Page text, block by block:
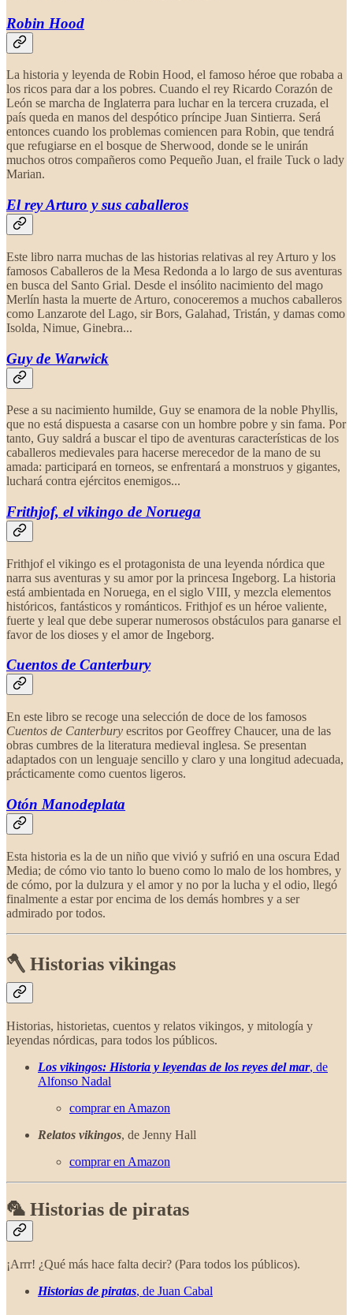
Robin Hood
La historia y leyenda de Robin Hood, el famoso héroe que robaba a
los ricos para dar a los pobres. Cuando el rey Ricardo Corazón de
León se marcha de Inglaterra para luchar en la tercera cruzada, el
país queda en manos del despótico príncipe Juan Sintierra. Será
entonces cuando los problemas comiencen para Robin, que tendrá
que refugiarse en el bosque de Sherwood, donde se le unirán
muchos otros compañeros como Pequeño Juan, el fraile Tuck o lady
Marian.
El rey Arturo y sus caballeros
Este libro narra muchas de las historias relativas al rey Arturo y los
famosos Caballeros de la Mesa Redonda a lo largo de sus aventuras
en busca del Santo Grial. Desde el insólito nacimiento del mago
Merlín hasta la muerte de Arturo, conoceremos a muchos caballeros
como Lanzarote del Lago, sir Bors, Galahad, Tristán, y damas como
Isolda, Nimue, Ginebra...
Guy de Warwick
Pese a su nacimiento humilde, Guy se enamora de la noble Phyllis,
que no está dispuesta a casarse con un hombre pobre y sin fama. Por
tanto, Guy saldrá a buscar el tipo de aventuras características de los
caballeros medievales para hacerse merecedor de la mano de su
amada: participará en torneos, se enfrentará a monstruos y gigantes,
luchará contra ejércitos enemigos...
Frithjof, el vikingo de Noruega
Frithjof el vikingo es el protagonista de una leyenda nórdica que
narra sus aventuras y su amor por la princesa Ingeborg. La historia
está ambientada en Noruega, en el siglo VIII, y mezcla elementos
históricos, fantásticos y románticos. Frithjof es un héroe valiente,
fuerte y leal que debe superar numerosos obstáculos para ganarse el
favor de los dioses y el amor de Ingeborg.
Cuentos de Canterbury
En este libro se recoge una selección de doce de los famosos
Cuentos de Canterbury escritos por Geoffrey Chaucer, una de las
obras cumbres de la literatura medieval inglesa. Se presentan
adaptados con un lenguaje sencillo y claro y una longitud adecuada,
prácticamente como cuentos ligeros.
Otón Manodeplata
Esta historia es la de un niño que vivió y sufrió en una oscura Edad
Media; de cómo vio tanto lo bueno como lo malo de los hombres, y
de cómo, por la dulzura y el amor y no por la lucha y el odio, llegó
finalmente a estar por encima de los demás hombres y a ser
admirado por todos.
🪓 Historias vikingas
Historias, historietas, cuentos y relatos vikingos, y mitología y
leyendas nórdicas, para todos los públicos.
Los vikingos: Historia y leyendas de los reyes del mar, de
Alfonso Nadal
comprar en Amazon
Relatos vikingos, de Jenny Hall
comprar en Amazon
🦜 Historias de piratas
¡Arrr! ¿Qué más hace falta decir? (Para todos los públicos).
Historias de piratas, de Juan Cabal